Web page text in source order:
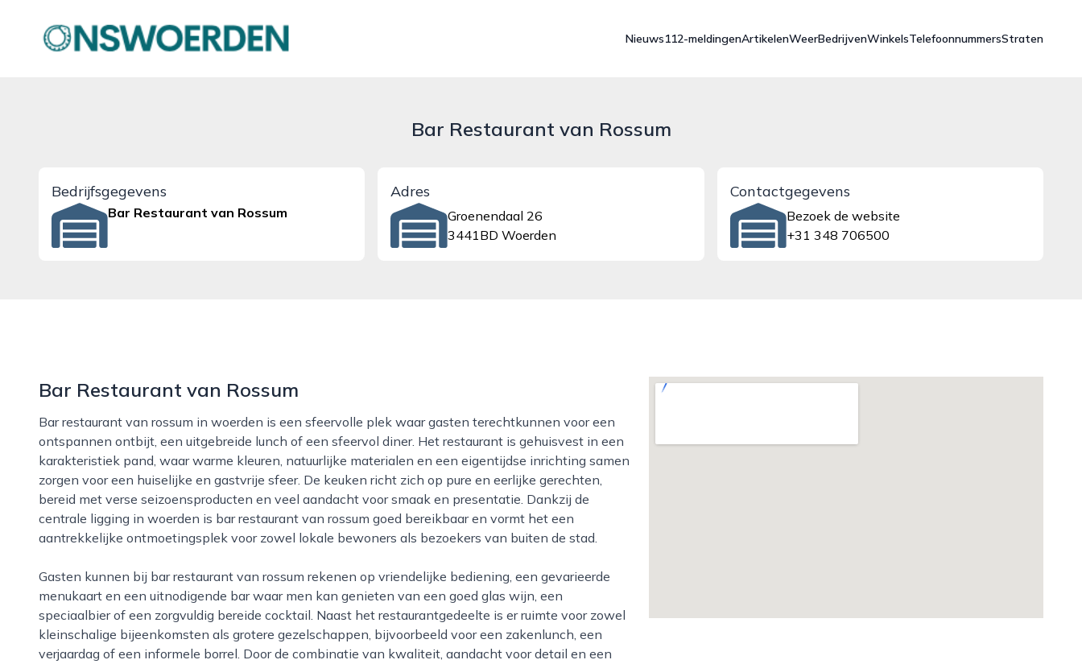
onswoerden.nl
Nieuws112-meldingenArtikelenWeerBedrijvenWinkelsTelefoonnummersStraten
Bar Restaurant van Rossum
Bedrijfsgegevens
Bar Restaurant van Rossum
Adres
Groenendaal 26
3441BD Woerden
Contactgegevens
Bezoek de website
+31 348 706500
Bar Restaurant van Rossum
Bar restaurant van rossum in woerden is een sfeervolle plek waar gasten terechtkunnen voor een
ontspannen ontbijt, een uitgebreide lunch of een sfeervol diner. Het restaurant is gehuisvest in een
karakteristiek pand, waar warme kleuren, natuurlijke materialen en een eigentijdse inrichting samen
zorgen voor een huiselijke en gastvrije sfeer. De keuken richt zich op pure en eerlijke gerechten,
bereid met verse seizoensproducten en veel aandacht voor smaak en presentatie. Dankzij de
centrale ligging in woerden is bar restaurant van rossum goed bereikbaar en vormt het een
aantrekkelijke ontmoetingsplek voor zowel lokale bewoners als bezoekers van buiten de stad.
Gasten kunnen bij bar restaurant van rossum rekenen op vriendelijke bediening, een gevarieerde
menukaart en een uitnodigende bar waar men kan genieten van een goed glas wijn, een
speciaalbier of een zorgvuldig bereide cocktail. Naast het restaurantgedeelte is er ruimte voor zowel
kleinschalige bijeenkomsten als grotere gezelschappen, bijvoorbeeld voor een zakenlunch, een
verjaardag of een informele borrel. Door de combinatie van kwaliteit, aandacht voor detail en een